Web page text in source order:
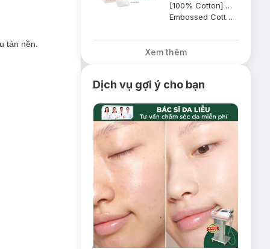
xơ bông,
mục đích sử
trên da.
tán nền.
[100% Cotton] Bông Tẩy Trang Hotosu Hộp 80 Miếng
Embossed Cotton Puffs
Xem thêm
Dịch vụ gợi ý cho bạn